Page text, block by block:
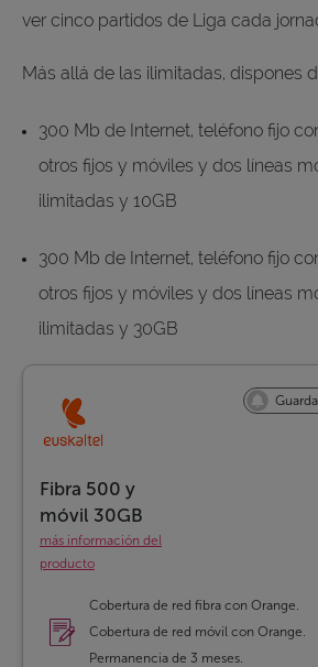
ver cinco partidos de Liga cada
Más allá de las ilimitadas, dispones
300 Mb de Internet, teléfono fijo
otros fijos y móviles y dos líneas
ilimitadas y 10GB
300 Mb de Internet, teléfono fijo
otros fijos y móviles y dos líneas
ilimitadas y 30GB
Fibra 500 y
móvil 30GB
más información del
producto
Cobertura de red fibra con Orange.
Cobertura de red móvil con Orange.
Permanencia de 3 meses.